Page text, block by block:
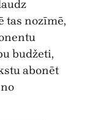
tas nozīmē,
budžeti,
abonēt